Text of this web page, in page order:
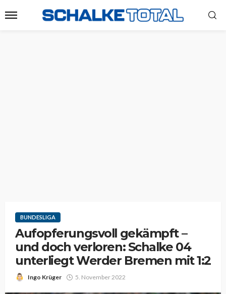
BUNDESLIGA
Aufopferungsvoll gekämpft –
und doch verloren: Schalke 04
unterliegt Werder Bremen mit 1:2
Ingo Krüger 5. November 2022